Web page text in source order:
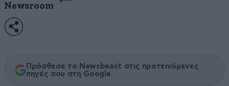
Newsroom
Πρόσθεσε το Newsbeast στις προτεινόμενες
πηγές σου στη Google